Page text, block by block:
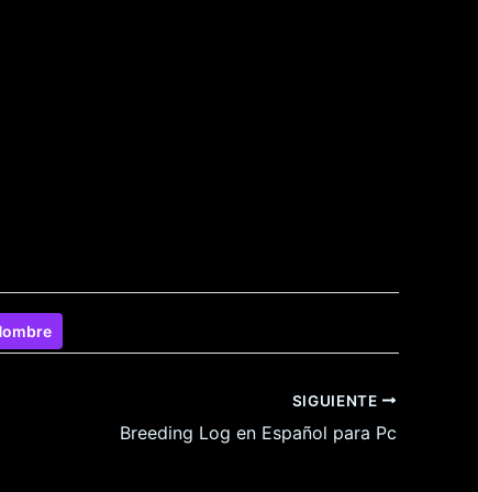
SIGUIENTE
Breeding Log en Español para Pc